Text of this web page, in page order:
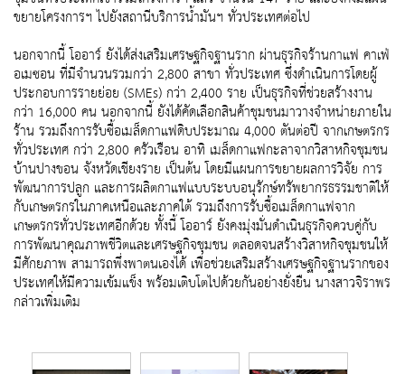
ขยายโครงการฯ ไปยังสถานีบริการน้ำมันฯ ทั่วประเทศต่อไป
นอกจากนี้ โออาร์ ยังได้ส่งเสริมเศรษฐกิจฐานราก ผ่านธุรกิจร้านกาแฟ คาเฟ่
อเมซอน ที่มีจำนวนรวมกว่า 2,800 สาขา ทั่วประเทศ ซึ่งดำเนินการโดยผู้
ประกอบการรายย่อย (SMEs) กว่า 2,400 ราย เป็นธุรกิจที่ช่วยสร้างงาน
กว่า 16,000 คน นอกจากนี้ ยังได้คัดเลือกสินค้าชุมชนมาวางจำหน่ายภายใน
ร้าน รวมถึงการรับซื้อเมล็ดกาแฟดิบประมาณ 4,000 ตันต่อปี จากเกษตรกร
ทั่วประเทศ กว่า 2,800 ครัวเรือน อาทิ เมล็ดกาแฟกะลาจากวิสาหกิจชุมชน
บ้านปางขอน จังหวัดเชียงราย เป็นต้น โดยมีแผนการขยายผลการวิจัย การ
พัฒนาการปลูก และการผลิตกาแฟแบบระบบอนุรักษ์ทรัพยากรธรรมชาติให้
กับเกษตรกรในภาคเหนือและภาคใต้ รวมถึงการรับซื้อเมล็ดกาแฟจาก
เกษตรกรทั่วประเทศอีกด้วย ทั้งนี้ โออาร์ ยังคงมุ่งมั่นดำเนินธุรกิจควบคู่กับ
การพัฒนาคุณภาพชีวิตและเศรษฐกิจชุมชน ตลอดจนสร้างวิสาหกิจชุมชนให้
มีศักยภาพ สามารถพึ่งพาตนเองได้ เพื่อช่วยเสริมสร้างเศรษฐกิจฐานรากของ
ประเทศให้มีความเข้มแข็ง พร้อมเติบโตไปด้วยกันอย่างยั่งยืน นางสาวจิราพร
กล่าวเพิ่มเติม